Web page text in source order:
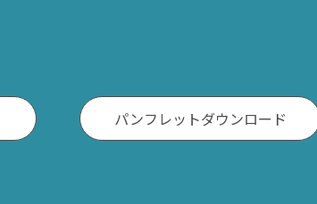
パンフレットダウンロード